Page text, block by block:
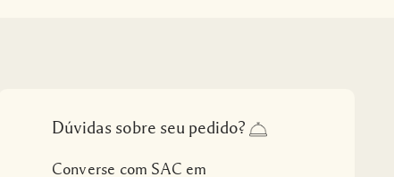
Dúvidas sobre seu pedido?
Converse com SAC em